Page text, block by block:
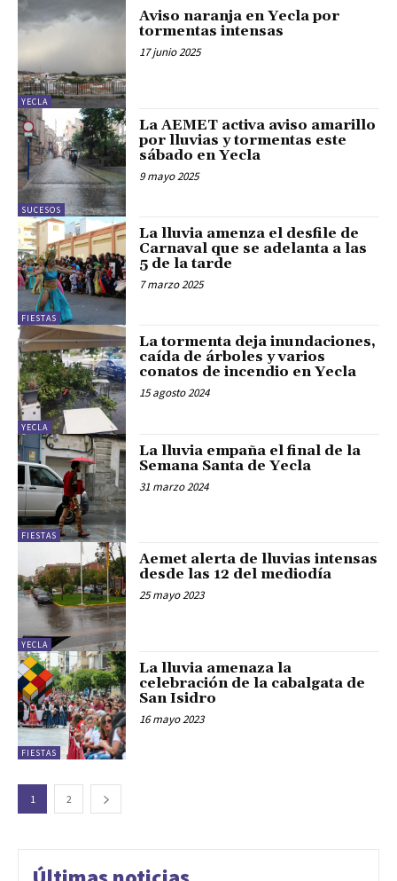
YECLA
Aviso naranja en Yecla por
tormentas intensas
17 junio 2025
SUCESOS
La AEMET activa aviso amarillo
por lluvias y tormentas este
sábado en Yecla
9 mayo 2025
FIESTAS
La lluvia amenza el desfile de
Carnaval que se adelanta a las
5 de la tarde
7 marzo 2025
YECLA
La tormenta deja inundaciones,
caída de árboles y varios
conatos de incendio en Yecla
15 agosto 2024
FIESTAS
La lluvia empaña el final de la
Semana Santa de Yecla
31 marzo 2024
YECLA
Aemet alerta de lluvias intensas
desde las 12 del mediodía
25 mayo 2023
FIESTAS
La lluvia amenaza la
celebración de la cabalgata de
San Isidro
16 mayo 2023
1 2